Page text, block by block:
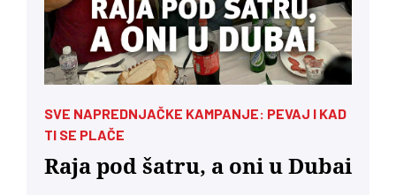
SVE NAPREDNJAČKE KAMPANJE: PEVAJ I KAD
TI SE PLAČE
Raja pod šatru, a oni u Dubai